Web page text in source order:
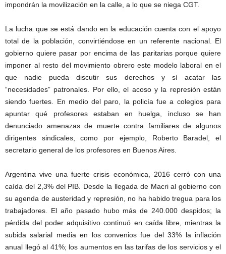
impondrán la movilización en la calle, a lo que se niega CGT.
La lucha que se está dando en la educación cuenta con el apoyo
total de la población, convirtiéndose en un referente nacional. El
gobierno quiere pasar por encima de las paritarias porque quiere
imponer al resto del movimiento obrero este modelo laboral en el
que nadie pueda discutir sus derechos y sí acatar las
“necesidades” patronales. Por ello, el acoso y la represión están
siendo fuertes. En medio del paro, la policía fue a colegios para
apuntar qué profesores estaban en huelga, incluso se han
denunciado amenazas de muerte contra familiares de algunos
dirigentes sindicales, como por ejemplo, Roberto Baradel, el
secretario general de los profesores en Buenos Aires.
Argentina vive una fuerte crisis económica, 2016 cerró con una
caída del 2,3% del PIB. Desde la llegada de Macri al gobierno con
su agenda de austeridad y represión, no ha habido tregua para los
trabajadores. El año pasado hubo más de 240.000 despidos; la
pérdida del poder adquisitivo continuó en caída libre, mientras la
subida salarial media en los convenios fue del 33% la inflación
anual llegó al 41%; los aumentos en las tarifas de los servicios y el